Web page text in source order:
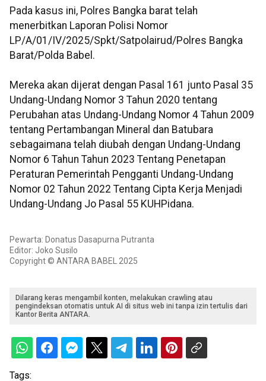
Pada kasus ini, Polres Bangka barat telah
menerbitkan Laporan Polisi Nomor
LP/A/01/IV/2025/Spkt/Satpolairud/Polres Bangka
Barat/Polda Babel.
Mereka akan dijerat dengan Pasal 161 junto Pasal 35
Undang-Undang Nomor 3 Tahun 2020 tentang
Perubahan atas Undang-Undang Nomor 4 Tahun 2009
tentang Pertambangan Mineral dan Batubara
sebagaimana telah diubah dengan Undang-Undang
Nomor 6 Tahun Tahun 2023 Tentang Penetapan
Peraturan Pemerintah Pengganti Undang-Undang
Nomor 02 Tahun 2022 Tentang Cipta Kerja Menjadi
Undang-Undang Jo Pasal 55 KUHPidana.
Pewarta: Donatus Dasapurna Putranta
Editor: Joko Susilo
Copyright © ANTARA BABEL 2025
Dilarang keras mengambil konten, melakukan crawling atau
pengindeksan otomatis untuk AI di situs web ini tanpa izin tertulis dari
Kantor Berita ANTARA.
Tags: